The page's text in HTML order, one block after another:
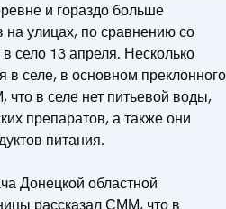
и гораздо больше
улицах, по сравнению со
село 13 апреля. Несколько
в селе, в основном преклонного
что в селе нет питьевой воды,
препаратов, а также они
питания.
Донецкой областной